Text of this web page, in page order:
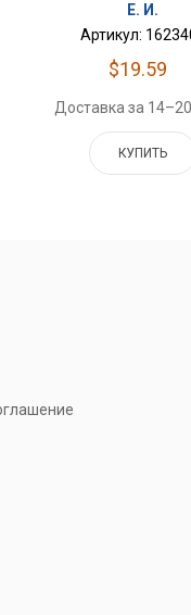
Е. И.
Артикул:
$19.59
Доставка за
КУПИТЬ